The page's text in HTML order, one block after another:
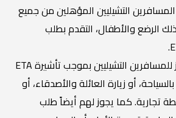
التشيليين المؤهلين من جميع
الرضع والأطفال، التقدم بطلب
سبب السفر: يجوز للمسافرين التشيليين بموجب تأشيرة ETA
بالسياحة، أو زيارة العائلة والأصدقاء، أو
تجارية. كما يجوز لهم أيضاً طلب